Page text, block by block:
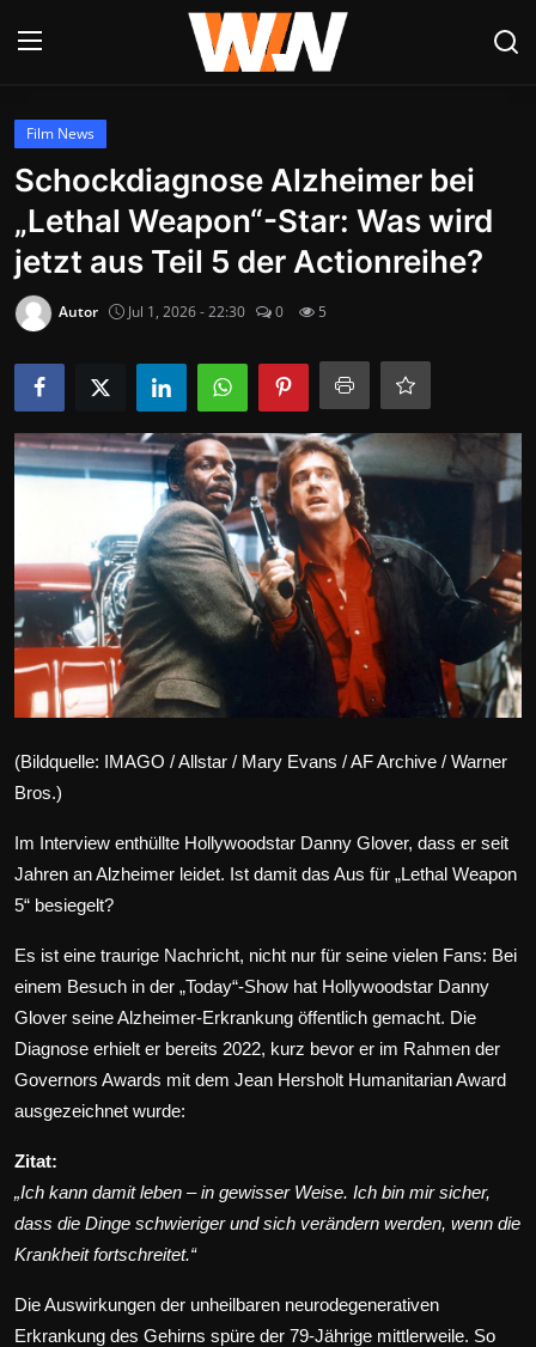
Anmelden
Datenschutzerklärung
Contact
Aktuelles
Kultur & Unterhaltung
Lifestyle & Gesellschaft
Sport & Freizeit
Tech & IT-Security
Wirtschaft
Wissenschaft & Gesundheit
Deutsch
Film News
Schockdiagnose Alzheimer bei
„Lethal Weapon“-Star: Was wird
jetzt aus Teil 5 der Actionreihe?
Autor Jul 1, 2026 - 22:30 0 5
(Bildquelle: IMAGO / Allstar / Mary Evans / AF Archive / Warner
Bros.)
Im Interview enthüllte Hollywoodstar Danny Glover, dass er seit
Jahren an Alzheimer leidet. Ist damit das Aus für „Lethal Weapon
5“ besiegelt?
Es ist eine traurige Nachricht, nicht nur für seine vielen Fans: Bei
einem Besuch in der „Today“-Show hat Hollywoodstar Danny
Glover seine Alzheimer-Erkrankung öffentlich gemacht. Die
Diagnose erhielt er bereits 2022, kurz bevor er im Rahmen der
Governors Awards mit dem Jean Hersholt Humanitarian Award
ausgezeichnet wurde:
Zitat:
„Ich kann damit leben – in gewisser Weise. Ich bin mir sicher,
dass die Dinge schwieriger und sich verändern werden, wenn die
Krankheit fortschreitet.“
Die Auswirkungen der unheilbaren neurodegenerativen
Erkrankung des Gehirns spüre der 79-Jährige mittlerweile. So